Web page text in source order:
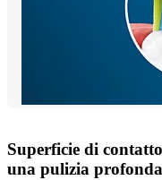
Superficie di
una pulizia profonda